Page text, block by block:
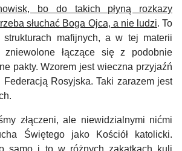
bo do takich płyną rozkazy
słuchać Boga Ojca, a nie ludzi.To
mafijnych, a w tej materii
zniewolone łączące się z podobnie
pakty. Wzorem jest wieczna przyjaźń
Federacją Rosyjska.Taki zarazem jest
złączeni, ale niewidzialnymi nićmi
Świętego jako Kościół katolicki.
samo i to w różnych zakątkach kuli